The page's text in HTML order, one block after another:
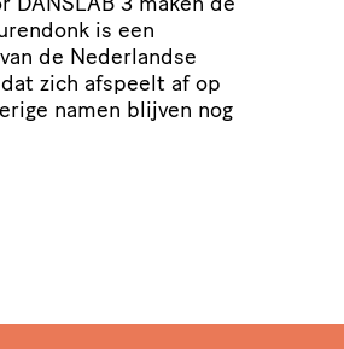
is een
de Nederlandse
zich afspeelt af op
namen blijven nog